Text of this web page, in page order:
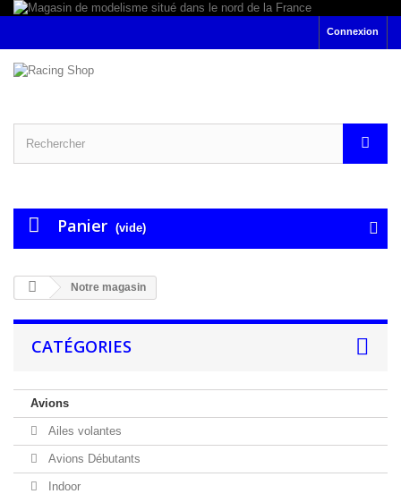
Connexion
Panier (vide)
Notre magasin
CATÉGORIES
Avions
Ailes volantes
Avions Débutants
Indoor